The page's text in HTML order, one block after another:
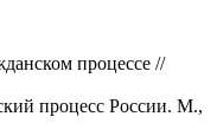
процессе //
процесс России. М.,